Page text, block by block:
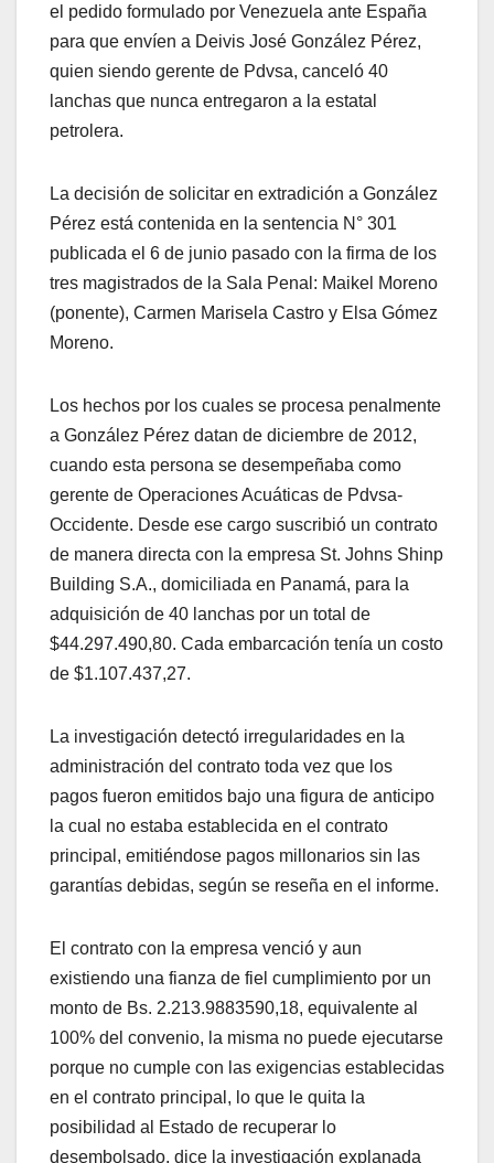
el pedido formulado por Venezuela ante España
para que envíen a Deivis José González Pérez,
quien siendo gerente de Pdvsa, canceló 40
lanchas que nunca entregaron a la estatal
petrolera.
La decisión de solicitar en extradición a González
Pérez está contenida en la sentencia N° 301
publicada el 6 de junio pasado con la firma de los
tres magistrados de la Sala Penal: Maikel Moreno
(ponente), Carmen Marisela Castro y Elsa Gómez
Moreno.
Los hechos por los cuales se procesa penalmente
a González Pérez datan de diciembre de 2012,
cuando esta persona se desempeñaba como
gerente de Operaciones Acuáticas de Pdvsa-
Occidente. Desde ese cargo suscribió un contrato
de manera directa con la empresa St. Johns Shinp
Building S.A., domiciliada en Panamá, para la
adquisición de 40 lanchas por un total de
$44.297.490,80. Cada embarcación tenía un costo
de $1.107.437,27.
La investigación detectó irregularidades en la
administración del contrato toda vez que los
pagos fueron emitidos bajo una figura de anticipo
la cual no estaba establecida en el contrato
principal, emitiéndose pagos millonarios sin las
garantías debidas, según se reseña en el informe.
El contrato con la empresa venció y aun
existiendo una fianza de fiel cumplimiento por un
monto de Bs. 2.213.9883590,18, equivalente al
100% del convenio, la misma no puede ejecutarse
porque no cumple con las exigencias establecidas
en el contrato principal, lo que le quita la
posibilidad al Estado de recuperar lo
desembolsado, dice la investigación explanada